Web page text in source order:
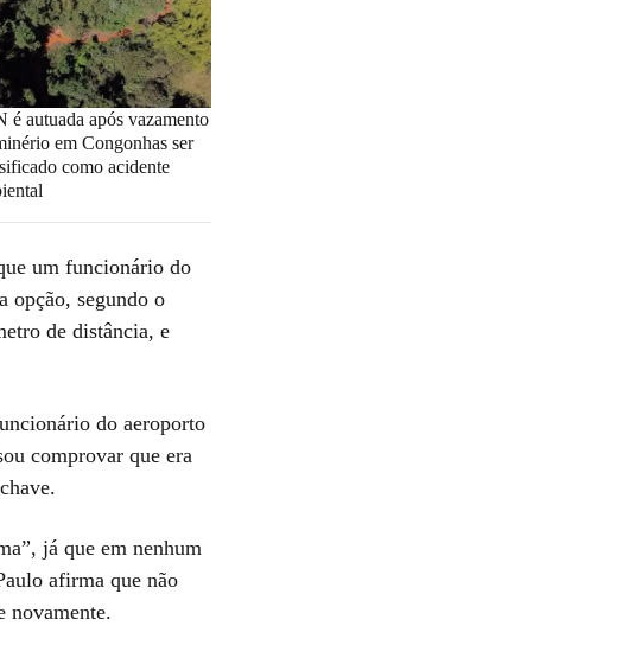
é autuada após vazamento
em Congonhas ser
como acidente
um funcionário do
opção, segundo o
de distância, e
do aeroporto
comprovar que era
já que em nenhum
afirma que não
novamente.